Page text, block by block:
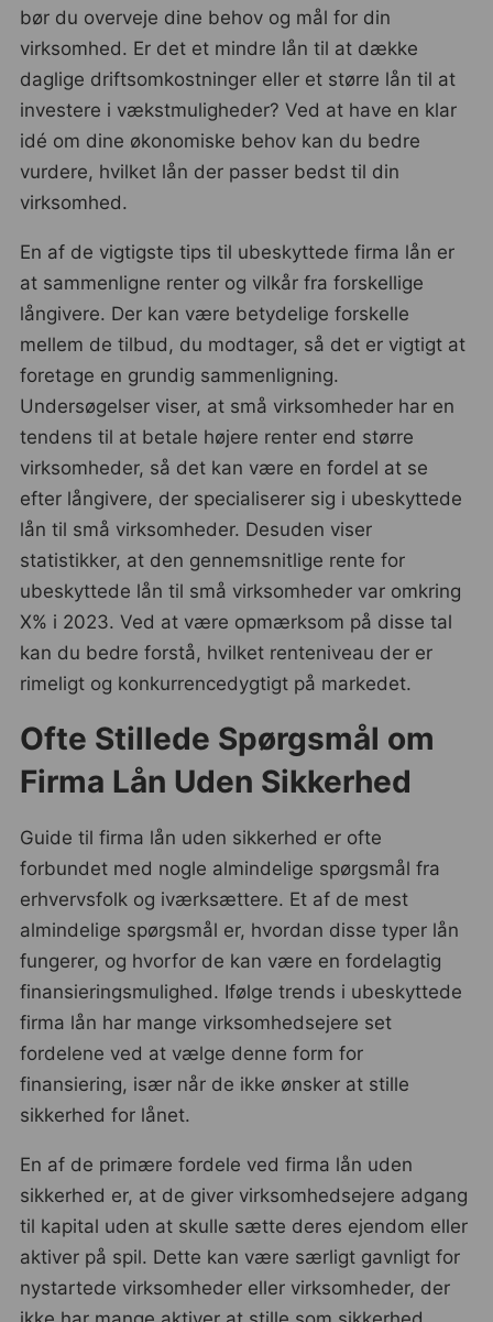
bør du overveje dine behov og mål for din
virksomhed. Er det et mindre lån til at dække
daglige driftsomkostninger eller et større lån til at
investere i vækstmuligheder? Ved at have en klar
idé om dine økonomiske behov kan du bedre
vurdere, hvilket lån der passer bedst til din
virksomhed.
En af de vigtigste tips til ubeskyttede firma lån er
at sammenligne renter og vilkår fra forskellige
långivere. Der kan være betydelige forskelle
mellem de tilbud, du modtager, så det er vigtigt at
foretage en grundig sammenligning.
Undersøgelser viser, at små virksomheder har en
tendens til at betale højere renter end større
virksomheder, så det kan være en fordel at se
efter långivere, der specialiserer sig i ubeskyttede
lån til små virksomheder. Desuden viser
statistikker, at den gennemsnitlige rente for
ubeskyttede lån til små virksomheder var omkring
X% i 2023. Ved at være opmærksom på disse tal
kan du bedre forstå, hvilket renteniveau der er
rimeligt og konkurrencedygtigt på markedet.
Ofte Stillede Spørgsmål om
Firma Lån Uden Sikkerhed
Guide til firma lån uden sikkerhed er ofte
forbundet med nogle almindelige spørgsmål fra
erhvervsfolk og iværksættere. Et af de mest
almindelige spørgsmål er, hvordan disse typer lån
fungerer, og hvorfor de kan være en fordelagtig
finansieringsmulighed. Ifølge trends i ubeskyttede
firma lån har mange virksomhedsejere set
fordelene ved at vælge denne form for
finansiering, især når de ikke ønsker at stille
sikkerhed for lånet.
En af de primære fordele ved firma lån uden
sikkerhed er, at de giver virksomhedsejere adgang
til kapital uden at skulle sætte deres ejendom eller
aktiver på spil. Dette kan være særligt gavnligt for
nystartede virksomheder eller virksomheder, der